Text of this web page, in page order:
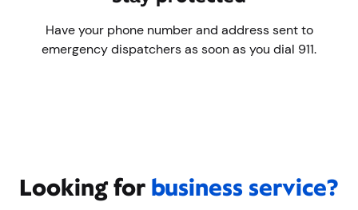
Mantente protegido
Envíe su número de teléfono y dirección a los